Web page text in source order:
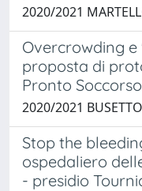
2020/2021
Overcrowding e
proposta di
Pronto Soccorso
2020/2021
Stop the
ospedaliero
- presidio